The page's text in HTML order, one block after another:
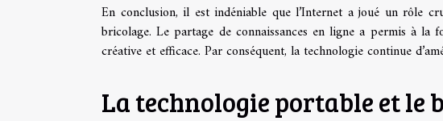
En conclusion, il est indéniable que l’Internet a joué un rôle
bricolage. Le partage de connaissances en ligne a permis à
créative et efficace. Par conséquent, la technologie continue
La technologie portable et le